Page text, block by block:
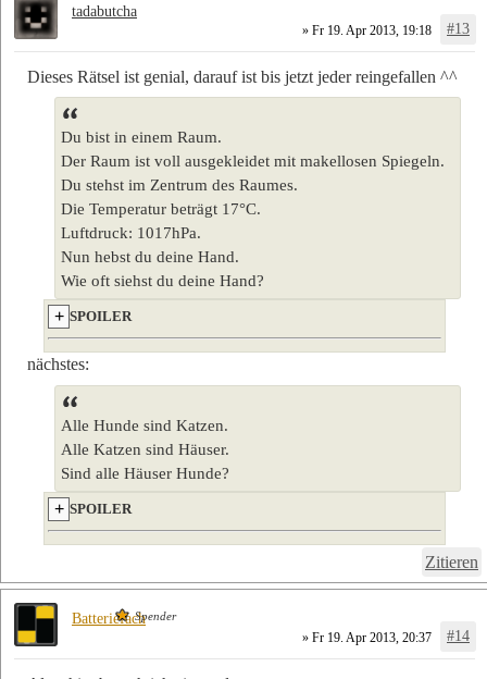
» Fr 19. Apr 2013, 19:18 #13
Dieses Rätsel ist genial, darauf ist bis jetzt jeder reingefallen ^^
Du bist in einem Raum.
Der Raum ist voll ausgekleidet mit makellosen Spiegeln.
Du stehst im Zentrum des Raumes.
Die Temperatur beträgt 17°C.
Luftdruck: 1017hPa.
Nun hebst du deine Hand.
Wie oft siehst du deine Hand?
SPOILER
nächstes:
Alle Hunde sind Katzen.
Alle Katzen sind Häuser.
Sind alle Häuser Hunde?
SPOILER
Zitieren
tadabutcha
» Fr 19. Apr 2013, 20:37 #14
BatteriefachSpender